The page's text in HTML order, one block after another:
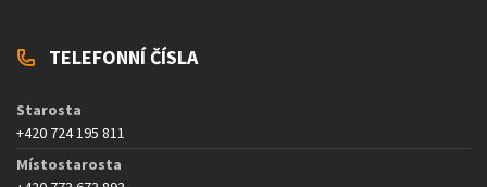
TELEFONNÍ ČÍSLA
Starosta
+420 724 195 811
Místostarosta